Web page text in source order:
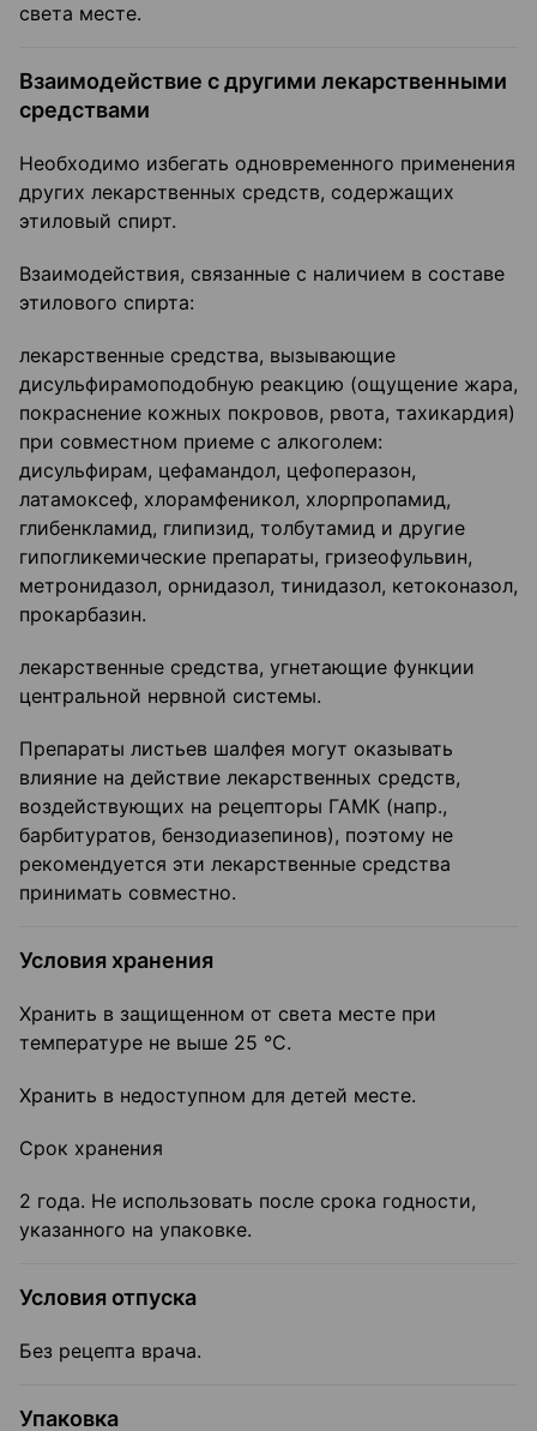
света месте.
Взаимодействие с другими лекарственными
средствами
Необходимо избегать одновременного применения
других лекарственных средств, содержащих
этиловый спирт.
Взаимодействия, связанные с наличием в составе
этилового спирта:
лекарственные средства, вызывающие
дисульфирамоподобную реакцию (ощущение жара,
покраснение кожных покровов, рвота, тахикардия)
при совместном приеме с алкоголем:
дисульфирам, цефамандол, цефоперазон,
латамоксеф, хлорамфеникол, хлорпропамид,
глибенкламид, глипизид, толбутамид и другие
гипогликемические препараты, гризеофульвин,
метронидазол, орнидазол, тинидазол, кетоконазол,
прокарбазин.
лекарственные средства, угнетающие функции
центральной нервной системы.
Препараты листьев шалфея могут оказывать
влияние на действие лекарственных средств,
воздействующих на рецепторы ГАМК (напр.,
барбитуратов, бензодиазепинов), поэтому не
рекомендуется эти лекарственные средства
принимать совместно.
Условия хранения
Хранить в защищенном от света месте при
температуре не выше 25 °C.
Хранить в недоступном для детей месте.
Срок хранения
2 года. Не использовать после срока годности,
указанного на упаковке.
Условия отпуска
Без рецепта врача.
Упаковка